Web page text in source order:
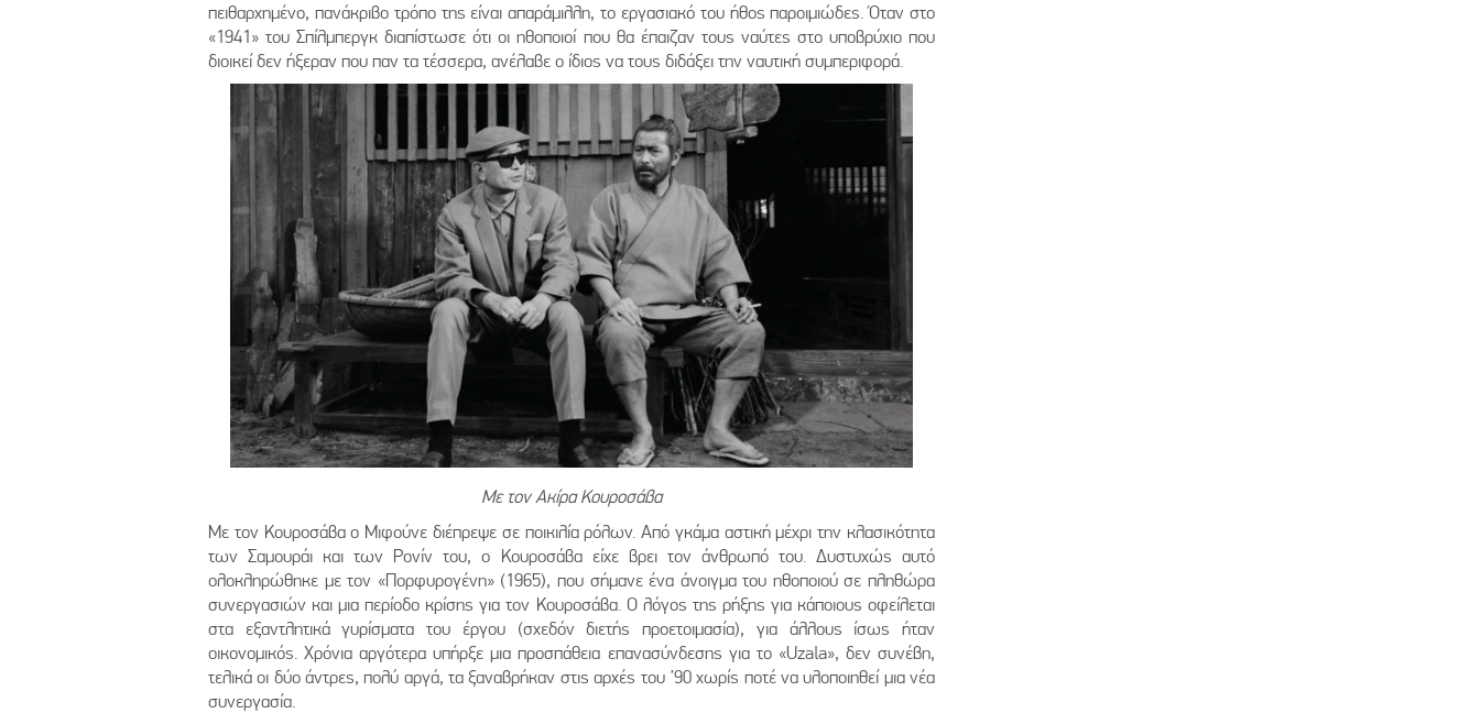
πειθαρχημένο, πανάκριβο τρόπο της είναι απαράμιλλη, το εργασιακό του ήθος παροιμιώδες. Όταν στο
«1941» του Σπίλμπεργκ διαπίστωσε ότι οι ηθοποιοί που θα έπαιζαν τους ναύτες στο υποβρύχιο που
διοικεί δεν ήξεραν που παν τα τέσσερα, ανέλαβε ο ίδιος να τους διδάξει την ναυτική συμπεριφορά.
Με τον Ακίρα Κουροσάβα
Με τον Κουροσάβα ο Μιφούνε διέπρεψε σε ποικιλία ρόλων. Από γκάμα αστική μέχρι την κλασικότητα
των Σαμουράι και των Ρονίν του, ο Κουροσάβα είχε βρει τον άνθρωπό του. Δυστυχώς αυτό
ολοκληρώθηκε με τον «Πορφυρογένη» (1965), που σήμανε ένα άνοιγμα του ηθοποιού σε πληθώρα
συνεργασιών και μια περίοδο κρίσης για τον Κουροσάβα. Ο λόγος της ρήξης για κάποιους οφείλεται
στα εξαντλητικά γυρίσματα του έργου (σχεδόν διετής προετοιμασία), για άλλους ίσως ήταν
οικονομικός. Χρόνια αργότερα υπήρξε μια προσπάθεια επανασύνδεσης για το «Uzala», δεν συνέβη,
τελικά οι δύο άντρες, πολύ αργά, τα ξαναβρήκαν στις αρχές του ’90 χωρίς ποτέ να υλοποιηθεί μια νέα
συνεργασία.